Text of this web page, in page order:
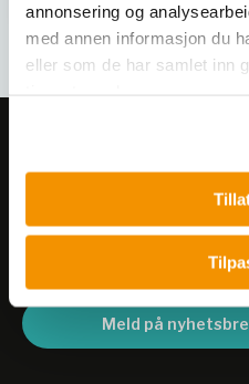
annonsering og
med annen informasjon du
eller som de har samlet inn
Meld deg på vårt
Få informasjon om
arrangementer og
Meld på